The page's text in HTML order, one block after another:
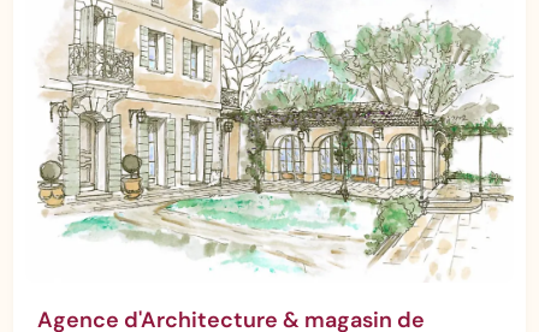
Agence d'Architecture & magasin de